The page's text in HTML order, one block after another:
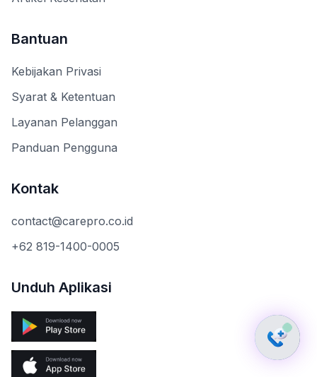
Bantuan
Kebijakan Privasi
Syarat & Ketentuan
Layanan Pelanggan
Panduan Pengguna
Kontak
contact@carepro.co.id
+62 819-1400-0005
Unduh Aplikasi